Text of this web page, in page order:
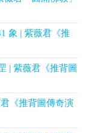
象 | 紫薇君《推
| 紫薇君《推背圖
《推背圖傳奇演